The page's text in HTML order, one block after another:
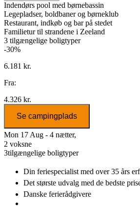
Indendørs pool med børnebassin
Legepladser, boldbaner og børneklub
Restaurant, indkøb og bar på stedet
Familietur til strandene i Zeeland
3 tilgængelige boligtyper
-30%
6.181 kr.
Fra:
4.326 kr.
Se campingplads
Mon 17 Aug - 4 nætter,
2 voksne
3tilgængelige boligtyper
Din feriespecialist med over 35 års
Det største udvalg med de bedste
Danske ferierådgivere